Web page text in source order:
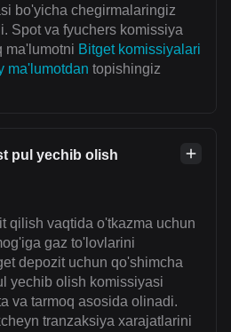
bo'yicha chegirmalaringiz
Spot va fyuchers komissiya
ma'lumotni Bitget komissiyalari
ma'lumotdan topishingiz
pul yechib olish
qilish vaqtida o'tkazma uchun
gaz to'lovlarini
depozit uchun qo'shimcha
yechib olish komissiyasi
va tarmoq asosida olinadi.
tranzaksiya xarajatlarini